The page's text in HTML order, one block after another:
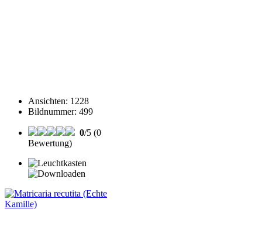
Ansichten: 1228
Bildnummer: 499
0/5 (0
Bewertung)